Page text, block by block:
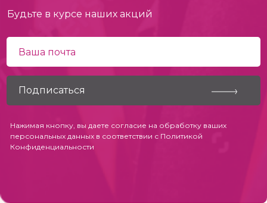
Будьте в курсе наших акций
Нажимая кнопку, вы даете согласие на обработку ваших
персональных данных в соответствии с Политикой
Конфиденциальности